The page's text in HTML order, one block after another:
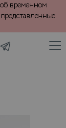
временном